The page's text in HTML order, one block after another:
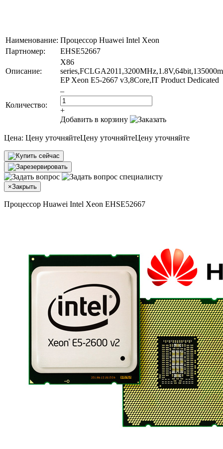
Наименование: Процессор Huawei Intel Xeon
Партномер:
EHSE52667
Описание:
X86
EP Xeon E5-2667 v3,8Core,IT Product Dedicated
Количество:
–
+
Добавить в корзину
Цена: Цену уточняйтеЦену уточняйтеЦену уточняйте
×Закрыть
Процессор Huawei Intel Xeon EHSE52667